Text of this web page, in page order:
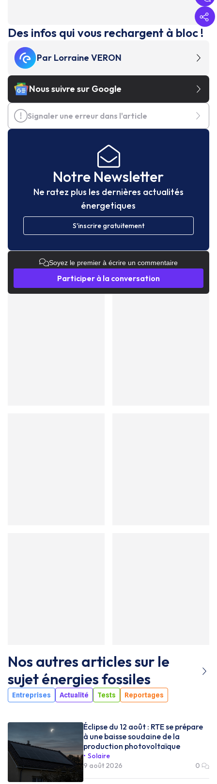
Des infos qui vous rechargent à bloc !
Par Lorraine VERON
Nous suivre sur Google
Signaler une erreur dans l'article
Notre Newsletter
Ne ratez plus les dernières actualités
énergetiques
S'inscrire gratuitement
Soyez le premier à écrire un commentaire
Participer à la conversation
Nos autres articles sur le
sujeténergies fossiles
Entreprises Actualité Tests Reportages
Éclipse du 12 août : RTE se prépare
à une baisse soudaine de la
production photovoltaïque
Solaire
9 août 2026
0